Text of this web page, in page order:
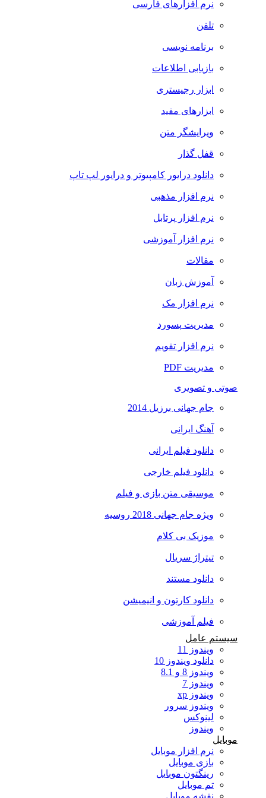
نرم افزارهای فارسی
تلفن
برنامه نویسی
بازیابی اطلاعات
ابزار رجیستری
ابزارهای مفید
ویرایشگر متن
قفل گذار
دانلود درایور کامپیوتر و درایور لپ تاپ
نرم افزار مذهبی
نرم افزار پرتابل
نرم افزار آموزشی
مقالات
آموزش زبان
نرم افزار مک
مدیریت پسورد
نرم افزار تقویم
مدیریت PDF
صوتی و تصویری
جام جهانی برزیل 2014
آهنگ ایرانی
دانلود فیلم ایرانی
دانلود فیلم خارجی
موسیقی متن بازی و فیلم
ویژه جام جهانی 2018 روسیه
موزیک بی کلام
تیتراژ سریال
دانلود مستند
دانلود کارتون و انیمیشن
فیلم آموزشی
سیستم عامل
ویندوز 11
دانلود ویندوز 10
ویندوز 8 و 8.1
ویندوز 7
ویندوز xp
ویندوز سرور
لینوکس
ویندوز
موبایل
نرم افزار موبایل
بازی موبایل
رینگتون موبایل
تم موبایل
نقشه موبایل